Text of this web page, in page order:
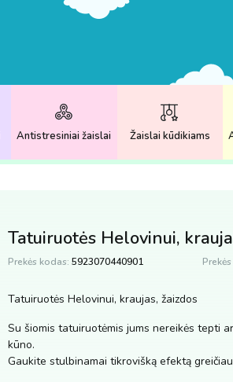
Antistresiniai žaislai Žaislai kūdikiams
Tatuiruotės Helovinui,
Prekės kodas: 5923070440901
Tatuiruotės Helovinui, kraujas, žaizdos
Su šiomis tatuiruotėmis jums nereikės tepti
kūno.
Gaukite stulbinamai tikrovišką efektą